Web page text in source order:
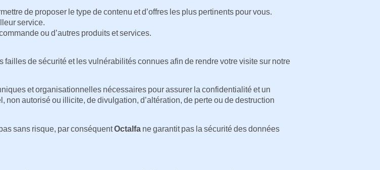
de proposer le type de contenu et d’offres les plus pertinents pour vous.
service.
ou d’autres produits et services.
de sécurité et les vulnérabilités connues afin de rendre votre visite sur notre
et organisationnelles nécessaires pour assurer la confidentialité et un
autorisé ou illicite, de divulgation, d’altération, de perte ou de destruction
sans risque, par conséquentOctalfa ne garantit pas la sécurité des données